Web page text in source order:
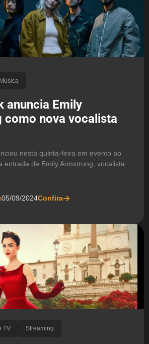
Música
anuncia Emily
como nova vocalista
nesta quinta-feira em evento ao
entrada de Emily Armstrong, vocalista
05/09/2024Confira
TV Streaming